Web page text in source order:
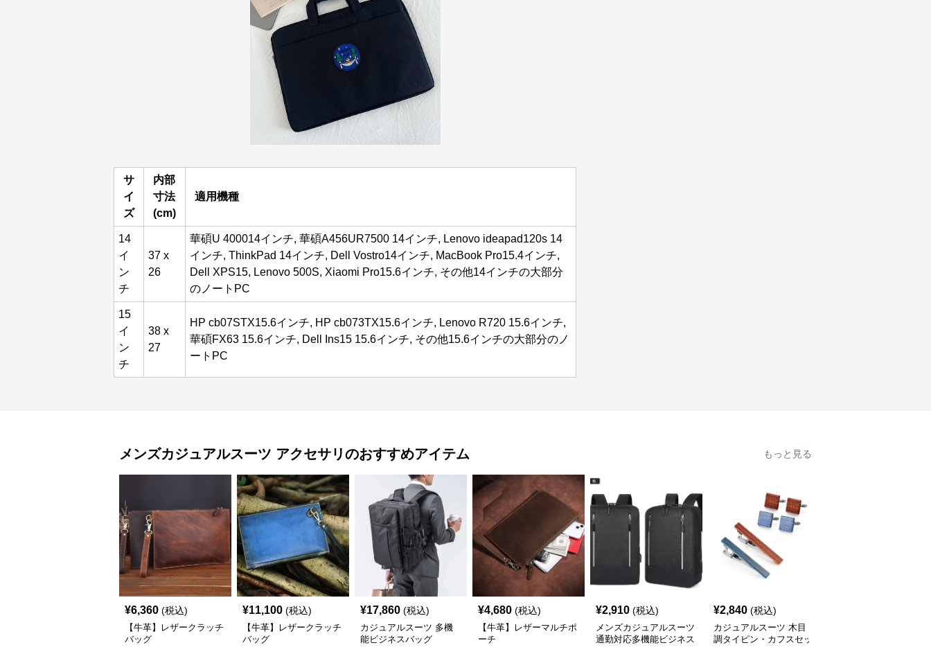
サ
イ
ズ
内部
寸法
(cm)
適用機種
14
イ
ン
チ
37 x
26
華碩U 400014インチ, 華碩A456UR7500 14インチ, Lenovo ideapad120s 14
インチ, ThinkPad 14インチ, Dell Vostro14インチ, MacBook Pro15.4インチ,
Dell XPS15, Lenovo 500S, Xiaomi Pro15.6インチ, その他14インチの大部分
のノートPC
15
イ
ン
チ
38 x
27
HP cb07STX15.6インチ, HP cb073TX15.6インチ, Lenovo R720 15.6インチ,
華碩FX63 15.6インチ, Dell Ins15 15.6インチ, その他15.6インチの大部分のノ
ートPC
メンズカジュアルスーツ アクセサリのおすすめアイテム もっと見る
¥6,360 (税込)
【牛革】レザークラッチ
バッグ
¥11,100 (税込)
【牛革】レザークラッチ
バッグ
¥17,860 (税込)
カジュアルスーツ 多機
能ビジネスバッグ
¥4,680 (税込)
【牛革】レザーマルチポ
ーチ
¥2,910 (税込)
メンズカジュアルスーツ
通勤対応多機能ビジネス
¥2,840 (税込)
カジュアルスーツ 木目
調タイピン・カフスセッ